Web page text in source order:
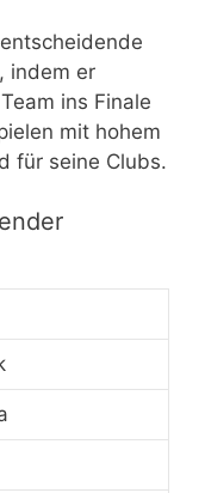
indem er
ins Finale
mit hohem
für seine Clubs.